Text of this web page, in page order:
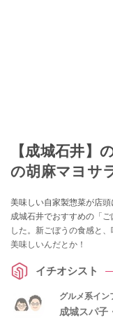
【成城石井】
の胡麻マヨサ
美味しい自家製惣菜が店頭
成城石井でおすすめの「
した。新ごぼうの食感と
美味しいんだとか！
イチオシスト
グルメ系イン
成城スパ子